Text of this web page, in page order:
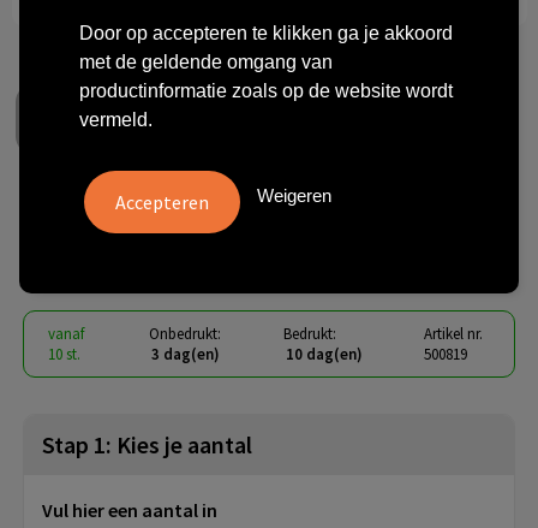
VINGA Baltimore Organizer
vanaf
10 st.
Onbedrukt:
3 dag(en)
Bedrukt:
10 dag(en)
Artikel nr.
500819
Stap 1: Kies je aantal
Vul hier een aantal in
Door op accepteren te klikken ga je akkoord
met de geldende omgang van
productinformatie zoals op de website wordt
vermeld.
Weigeren